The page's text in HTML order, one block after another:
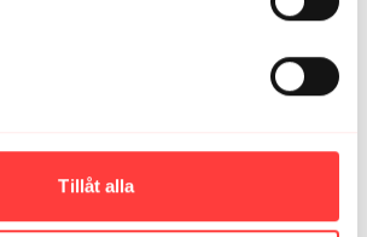
Tillåt alla